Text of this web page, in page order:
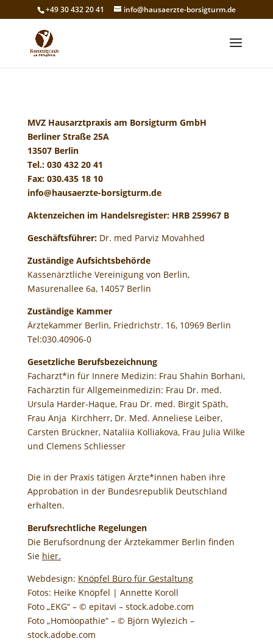
+49 30 432 20 41 info@hausaerzte-borsigturm.de
MVZ Hausarztpraxis am Borsigturm GmbH
Berliner Straße 25A
13507 Berlin
Tel.: 030 432 20 41
Fax: 030.435 18 10
info@hausaerzte-borsigturm.de
Aktenzeichen im Handelsregister: HRB 259967 B
Geschäftsführer: Dr. med Parviz Movahhed
Zuständige Aufsichtsbehörde
Kassenärztliche Vereinigung von Berlin,
Masurenallee 6a, 14057 Berlin
Zuständige Kammer
Ärztekammer Berlin, Friedrichstr. 16, 10969 Berlin
Tel:030.40906-0
Gesetzliche Berufsbezeichnung
Facharzt*in für Innere Medizin: Frau Shahin Borhani,
Fachärztin für Allgemeinmedizin: Frau Dr. med.
Ursula Harder-Haque, Frau Dr. med. Birgit Späth,
Frau Anja Kirchherr, Dr. Med. Anneliese Leiber,
Carsten Brückner, Nataliia Kolliakova, Frau Julia Wilke
und Clemens Schliesser
Die in der Praxis tätigen Ärzte*innen haben ihre
Approbation in der Bundesrepublik Deutschland
erhalten.
Berufsrechtliche Regelungen
Die Berufsordnung der Ärztekammer Berlin finden
Sie hier.
Webdesign: Knöpfel Büro für Gestaltung
Fotos: Heike Knöpfel | Annette Koroll
Foto „EKG“ – © epitavi – stock.adobe.com
Foto „Homöopathie“ – © Björn Wylezich –
stock.adobe.com